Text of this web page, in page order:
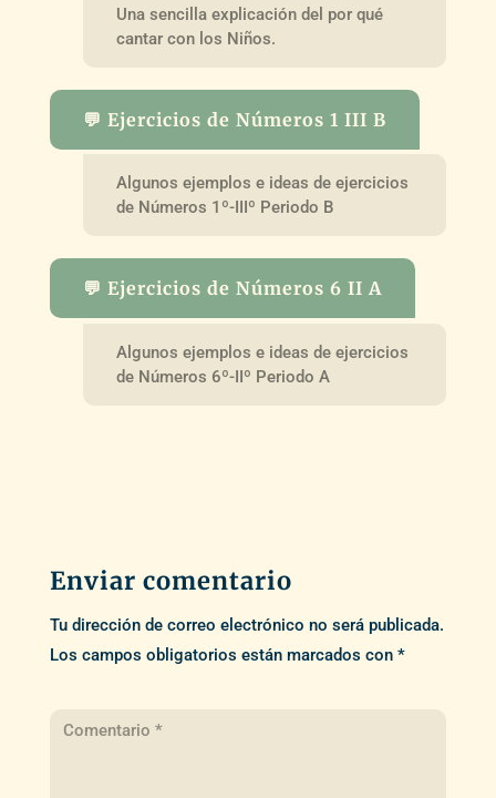
Una sencilla explicación del por qué
cantar con los Niños.
💬 Ejercicios de Números 1 III B
Algunos ejemplos e ideas de ejercicios
de Números 1º-IIIº Periodo B
💬 Ejercicios de Números 6 II A
Algunos ejemplos e ideas de ejercicios
de Números 6º-IIº Periodo A
Enviar comentario
Tu dirección de correo electrónico no será publicada.
Los campos obligatorios están marcados con *